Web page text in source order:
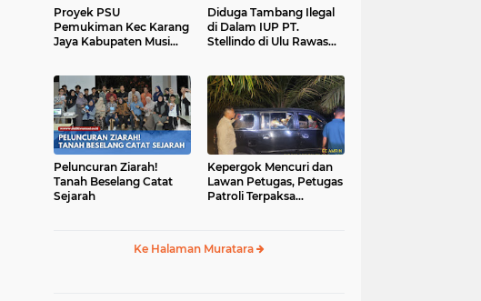
Proyek PSU
Pemukiman Kec Karang
Jaya Kabupaten Musi
Diduga Tambang Ilegal
di Dalam IUP PT.
Stellindo di Ulu Rawas
Peluncuran Ziarah!
Tanah Beselang Catat
Sejarah
Kepergok Mencuri dan
Lawan Petugas, Petugas
Patroli Terpaksa
Ke Halaman Muratara